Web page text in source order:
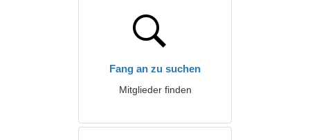
Fang an zu suchen
Mitglieder finden